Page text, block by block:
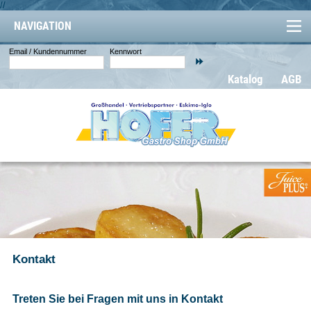
//
NAVIGATION
Email / Kundennummer Kennwort
AGB
Katalog
Kontakt
Treten Sie bei Fragen mit uns in Kontakt